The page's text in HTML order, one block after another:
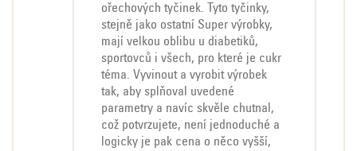
ořechových tyčinek. Tyto tyčinky,
stejně jako ostatní Super výrobky,
mají velkou oblibu u diabetiků,
sportovců i všech, pro které je cukr
téma. Vyvinout a vyrobit výrobek
tak, aby splňoval uvedené
parametry a navíc skvěle chutnal,
což potvrzujete, není jednoduché a
logicky je pak cena o něco vyšší,